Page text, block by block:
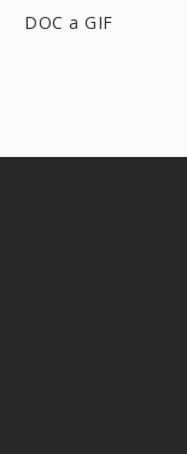
DOC a GIF